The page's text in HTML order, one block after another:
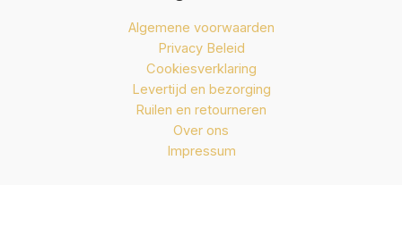
Algemene voorwaarden
Privacy Beleid
Cookiesverklaring
Levertijd en bezorging
Ruilen en retourneren
Over ons
Impressum